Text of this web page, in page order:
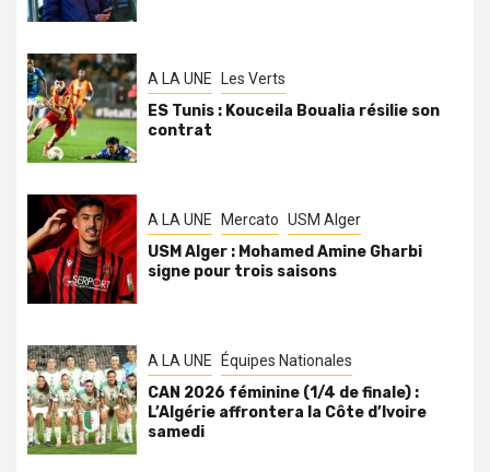
A LA UNE Les Verts
ES Tunis : Kouceila Boualia résilie son
contrat
A LA UNE Mercato USM Alger
USM Alger : Mohamed Amine Gharbi
signe pour trois saisons
A LA UNE Équipes Nationales
CAN 2026 féminine (1/4 de finale) :
L’Algérie affrontera la Côte d’Ivoire
samedi